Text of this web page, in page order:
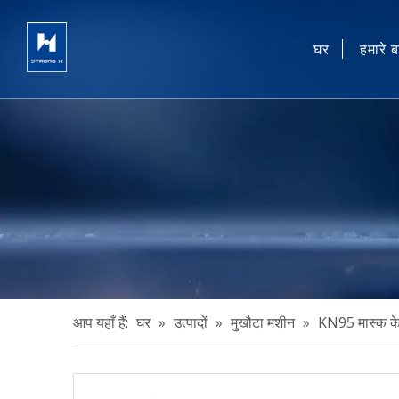
घर हमारे
आप यहाँ हैं: घर » उत्पादों » मुखौटा मशीन » KN95 मास्क